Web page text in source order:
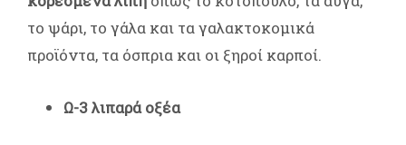
το ψάρι, το γάλα και τα γαλακτοκομικά
προϊόντα, τα όσπρια και οι ξηροί καρποί.
Ω-3 λιπαρά οξέα